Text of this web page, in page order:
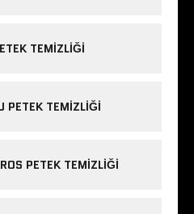
TEMIZLIĞI
PETEK TEMIZLIĞI
PETEK TEMIZLIĞI